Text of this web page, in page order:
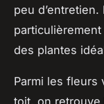
peu
des plantes
Parmi les fleurs
toit, on